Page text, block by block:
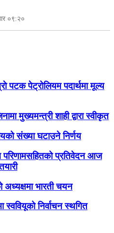
०९:२०
पटक पेट्रोलियम पदार्थमा मूल्य
मुख्यमन्त्री शाही द्वारा स्वीकृत
संख्या घटाउने निर्णय
परिणामसहितको प्रतिवेदन आज
भारती चयन
स्ववियूको निर्वाचन स्थगित